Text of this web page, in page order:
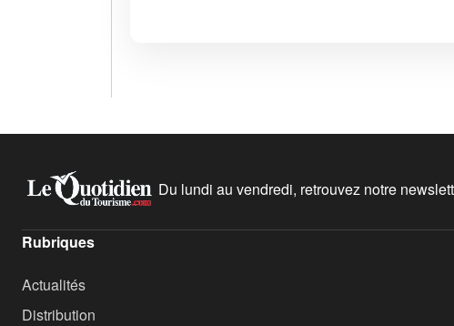
Du lundi au vendredi, retrouvez notre
Rubriques
Actualités
Distribution